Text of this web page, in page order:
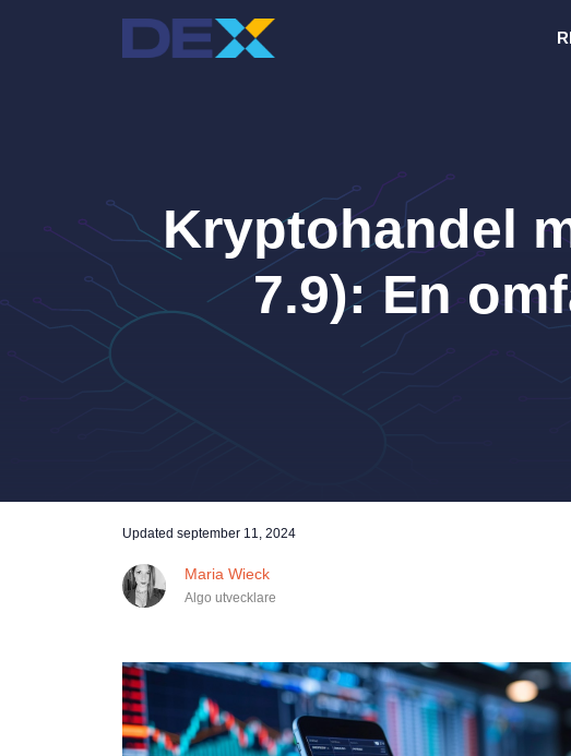
Kryptohandel
7.9): En
Updated september 11, 2024
Maria Wieck
Algo utvecklare